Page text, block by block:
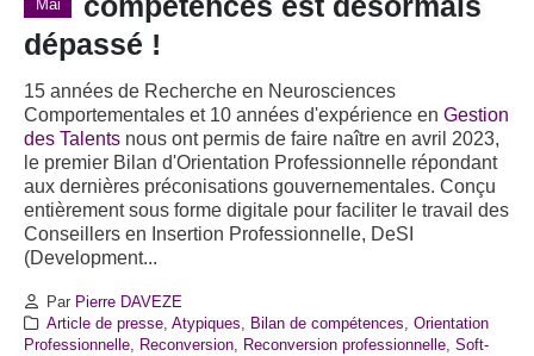
Mai
dépassé !
15 années de Recherche en Neurosciences
Comportementales et 10 années d'expérience en Gestion
des Talents nous ont permis de faire naître en avril 2023,
le premier Bilan d'Orientation Professionnelle répondant
aux dernières préconisations gouvernementales. Conçu
entièrement sous forme digitale pour faciliter le travail des
Conseillers en Insertion Professionnelle, DeSI
(Development...
Par Pierre DAVEZE
Article de presse, Atypiques Bilan de compétences
Orientation
Professionnelle
Reconversion Reconversion professionnelle Soft-